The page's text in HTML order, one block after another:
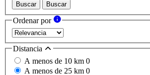
Buscar Buscar
Ordenar por
Distancia
A menos de 10 km 0
A menos de 25 km 0